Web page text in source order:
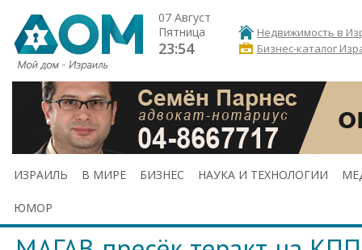
07 Август
Пятница
23:54
Недвижимость в
Бизнес-каталог
ИЗРАИЛЬ В МИРЕ БИЗНЕС НАУКА И ТЕХНОЛОГИИ
ЮМОР